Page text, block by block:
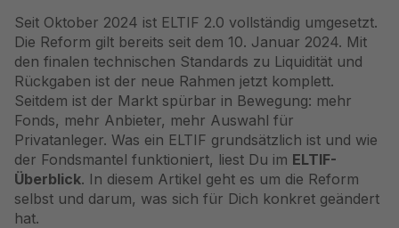
Seit Oktober 2024 ist ELTIF 2.0 vollständig umgesetzt.
Die Reform gilt bereits seit dem 10. Januar 2024. Mit
den finalen technischen Standards zu Liquidität und
Rückgaben ist der neue Rahmen jetzt komplett.
Seitdem ist der Markt spürbar in Bewegung: mehr
Fonds, mehr Anbieter, mehr Auswahl für
Privatanleger. Was ein ELTIF grundsätzlich ist und wie
der Fondsmantel funktioniert, liest Du im ELTIF-
Überblick. In diesem Artikel geht es um die Reform
selbst und darum, was sich für Dich konkret geändert
hat.